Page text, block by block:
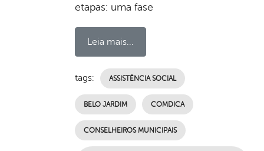
etapas: uma fase
Leia mais...
tags: ASSISTÊNCIA SOCIAL
BELO JARDIM COMDICA
CONSELHEIROS MUNICIPAIS